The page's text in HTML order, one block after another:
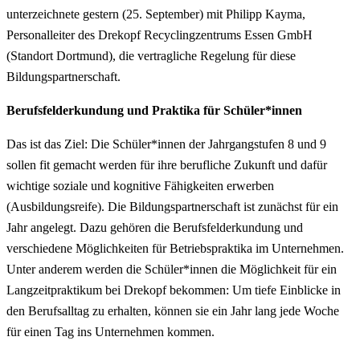
unterzeichnete gestern (25. September) mit Philipp Kayma,
Personalleiter des Drekopf Recyclingzentrums Essen GmbH
(Standort Dortmund), die vertragliche Regelung für diese
Bildungspartnerschaft.
Berufsfelderkundung und Praktika für Schüler*innen
Das ist das Ziel: Die Schüler*innen der Jahrgangstufen 8 und 9
sollen fit gemacht werden für ihre berufliche Zukunft und dafür
wichtige soziale und kognitive Fähigkeiten erwerben
(Ausbildungsreife). Die Bildungspartnerschaft ist zunächst für ein
Jahr angelegt. Dazu gehören die Berufsfelderkundung und
verschiedene Möglichkeiten für Betriebspraktika im Unternehmen.
Unter anderem werden die Schüler*innen die Möglichkeit für ein
Langzeitpraktikum bei Drekopf bekommen: Um tiefe Einblicke in
den Berufsalltag zu erhalten, können sie ein Jahr lang jede Woche
für einen Tag ins Unternehmen kommen.